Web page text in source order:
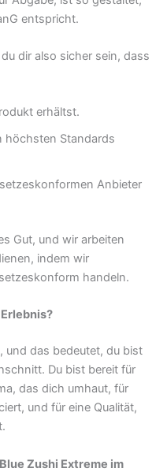
entspricht.
dir also sicher sein, dass
erhältst.
höchsten Standards
Anbieter
Gut, und wir arbeiten
indem wir
handeln.
und das bedeutet, du bist
Du bist bereit für
das dich umhaut, für
und für eine Qualität,
Blue Zushi Extreme im